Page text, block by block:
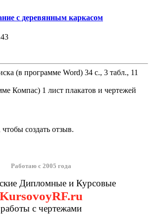
с деревянным каркасом
(в программе Word) 34 с., 3 табл., 11
Компас) 1 лист плакатов и чертежей
создать отзыв.
Работаю с 2005 года
Дипломные и Курсовые
KursovoyRF.ru
работы с чертежами